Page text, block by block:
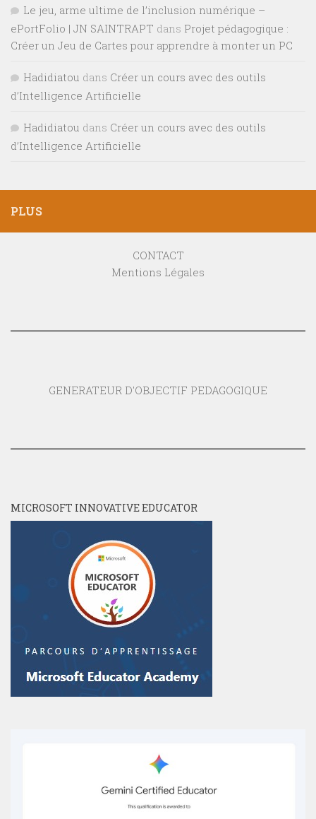
Le jeu, arme ultime de l’inclusion numérique –
ePortFolio | JN SAINTRAPT dans Projet pédagogique :
Créer un Jeu de Cartes pour apprendre à monter un PC
Hadidiatou dans Créer un cours avec des outils
d’Intelligence Artificielle
Hadidiatou dans Créer un cours avec des outils
d’Intelligence Artificielle
PLUS
CONTACT
Mentions Légales
GENERATEUR D'OBJECTIF PEDAGOGIQUE
MICROSOFT INNOVATIVE EDUCATOR